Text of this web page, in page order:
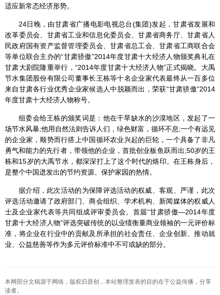
适应新常态经济形势。
24日晚，由甘肃省广播电影电视总台(集团)发起，甘肃省发展和
改革委员会、甘肃省工业和信息化委员会、甘肃省商务厅、甘肃省人
民政府国有资产监督管理委员会、甘肃省总工会、甘肃省工商联合会
等单位联合主办的“甘肃骄傲”2014年度甘肃十大经济人物颁奖典礼在
甘肃大剧院隆重举行，“2014年度甘肃十大经济人物”正式揭晓。大禹
节水集团股份有限公司董事长王栋等十名企业家代表最终从一百多位
来自甘肃各行业优秀企业家候选人中脱颖而出，荣获“甘肃骄傲”2014
年度甘肃十大经济人物称号。
组委会给王栋的颁奖词是：他在干旱缺水的沙漠地区，发起了一
场节水风暴;他用自然法则告诉人们，绿色财富，循环不息;一个有远见
的企业家，顺势而行搭上中国循环农业兴起的巨轮，一个具备了非凡
勇气和能力的先行者，带领他的企业，首批创业板鱼跃而出;50岁的王
栋和15岁的大禹节水，都深深打上了这个时代的烙印。在王栋身后，
是整个中国迸发出的节约资源、保护家园的热情。
据介绍，此次活动的为保障评选活动的权威、客观、严谨，此次
评选活动邀请了政府部门、商会组织、学术机构、新闻媒体的权威人
士及企业家代表等共同组成评审委员会。首届“甘肃骄傲—2014年度
甘肃十大经济人物”评选突破传统的以业绩衡量商业领袖的一元评价标
准，将企业在行业中的贡献及所承担的社会责任、企业创新、推动就
业、公益慈善等作为多元评价标准中不可或缺的部分。
本网部分文稿源于网络，版权归原创，本站整理发表的目的在于公益传播，分享
读者。